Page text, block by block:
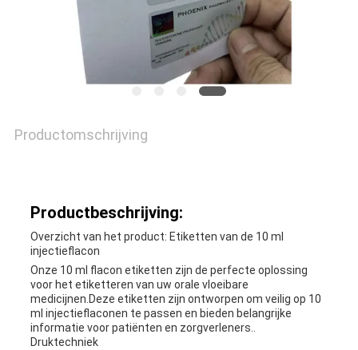
Productomschrijving
Productbeschrijving:
Overzicht van het product: Etiketten van de 10 ml
injectieflacon
Onze 10 ml flacon etiketten zijn de perfecte oplossing
voor het etiketteren van uw orale vloeibare
medicijnen.Deze etiketten zijn ontworpen om veilig op 10
ml injectieflaconen te passen en bieden belangrijke
informatie voor patiënten en zorgverleners..
Druktechniek